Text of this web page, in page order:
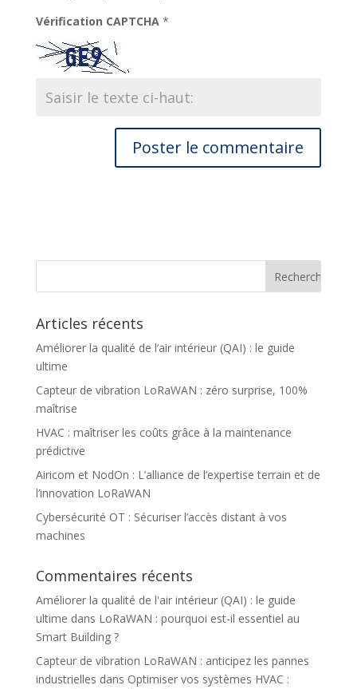
Vérification CAPTCHA *
Articles récents
Améliorer la qualité de l’air intérieur (QAI) : le guide
ultime
Capteur de vibration LoRaWAN : zéro surprise, 100%
maîtrise
HVAC : maîtriser les coûts grâce à la maintenance
prédictive
Airicom et NodOn : L’alliance de l’expertise terrain et de
l’innovation LoRaWAN
Cybersécurité OT : Sécuriser l’accès distant à vos
machines
Commentaires récents
Améliorer la qualité de l'air intérieur (QAI) : le guide
ultime dans LoRaWAN : pourquoi est-il essentiel au
Smart Building ?
Capteur de vibration LoRaWAN : anticipez les pannes
industrielles dans Optimiser vos systèmes HVAC :